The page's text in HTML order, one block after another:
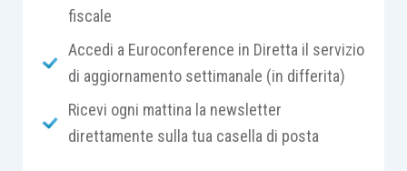
La controversia da cui trae origine la pronuncia
fiscale
Accedi a Euroconference in Diretta il servizio
di aggiornamento settimanale (in differita)
Ricevi ogni mattina la newsletter
direttamente sulla tua casella di posta